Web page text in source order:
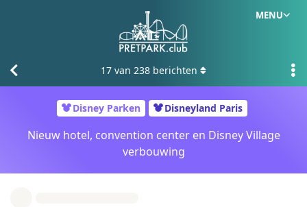
MENU
Disney Parken Disneyland Paris
Nieuw hotel, convention center en Disney Village
verbouwing
17 van 238 berichten